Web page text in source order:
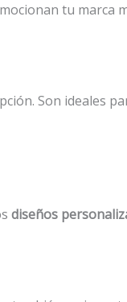
tu marca
Son ideales
diseños